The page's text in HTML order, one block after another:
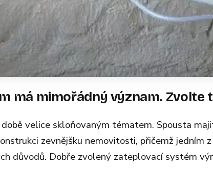
má mimořádný význam. Zvolte
velice skloňovaným tématem. Spousta
zevnějšku nemovitosti, přičemž jedním
důvodů. Dobře zvolený zateplovací systém